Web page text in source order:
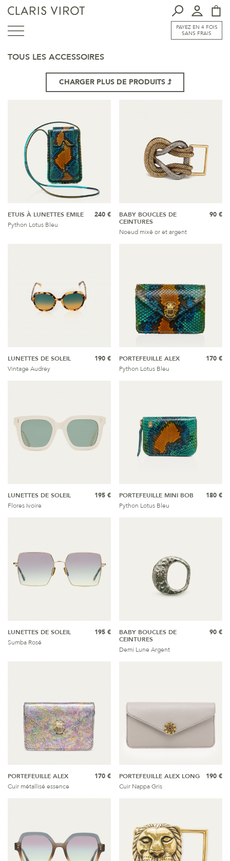
PAYEZ EN 4 FOIS
SANS FRAIS
TOUS LES ACCESSOIRES
CHARGER PLUS DE PRODUITS
ETUIS À LUNETTES EMILE
Python Lotus Bleu
240 €
BABY BOUCLES DE
CEINTURES
Noeud mixé or et argent
90 €
LUNETTES DE SOLEIL
Vintage Audrey
190 €
PORTEFEUILLE ALEX
Python Lotus Bleu
170 €
LUNETTES DE SOLEIL
Flores Ivoire
195 €
PORTEFEUILLE MINI BOB
Python Lotus Bleu
180 €
LUNETTES DE SOLEIL
Sumba Rosé
195 €
BABY BOUCLES DE
CEINTURES
Demi Lune Argent
90 €
PORTEFEUILLE ALEX
Cuir métallisé essence
170 €
PORTEFEUILLE ALEX LONG
Cuir Nappa Gris
190 €